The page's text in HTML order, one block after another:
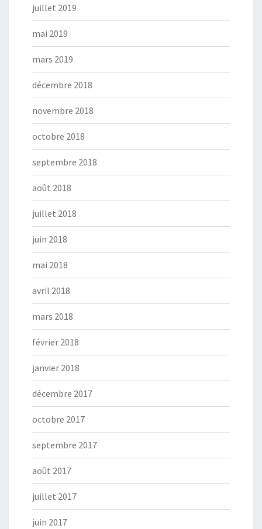
juillet 2019
mai 2019
mars 2019
décembre 2018
novembre 2018
octobre 2018
septembre 2018
août 2018
juillet 2018
juin 2018
mai 2018
avril 2018
mars 2018
février 2018
janvier 2018
décembre 2017
octobre 2017
septembre 2017
août 2017
juillet 2017
juin 2017